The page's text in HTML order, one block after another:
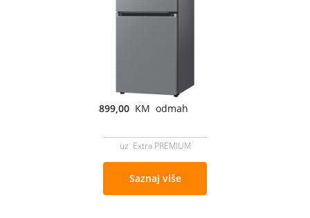
899,00 KM odmah
uz Extra PREMIUM
Saznaj više